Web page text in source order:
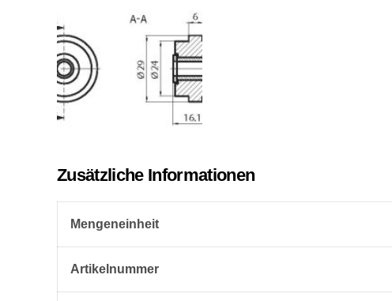
Zusätzliche Informationen
Mengeneinheit
Artikelnummer